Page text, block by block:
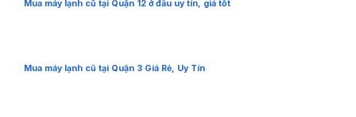
Mua máy lạnh cũ tại Quận 12 ở đâu uy tín, giá tốt
Mua máy lạnh cũ tại Quận 3 Giá Rẻ, Uy Tín